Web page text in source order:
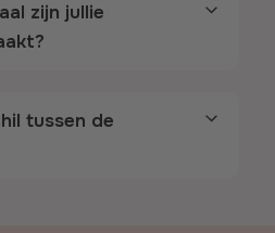
zijn jullie
tussen de